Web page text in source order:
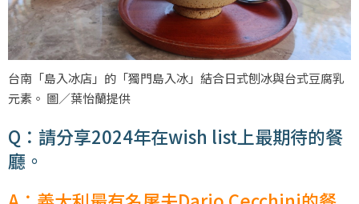
台南「島入冰店」的「獨門島入冰」結合日式刨冰與台式豆腐乳
元素。 圖／葉怡蘭提供
Q：請分享2024年在wish list上最期待的餐
廳。